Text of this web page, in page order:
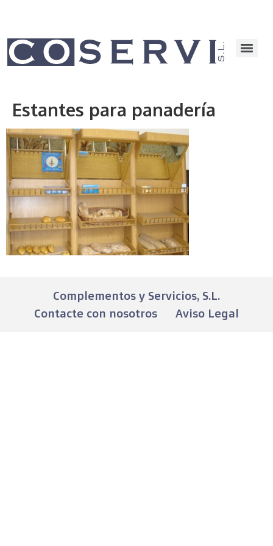
Estantes para panadería
Complementos y Servicios, S.L.
Contacte con nosotros
Aviso Legal